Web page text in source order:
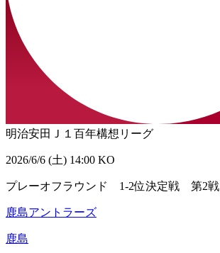
明治安田Ｊ１百年構想リーグ
2026/6/6 (土) 14:00 KO
プレーオフラウンド 1-2位決定戦 第2戦
鹿島アントラーズ
鹿島